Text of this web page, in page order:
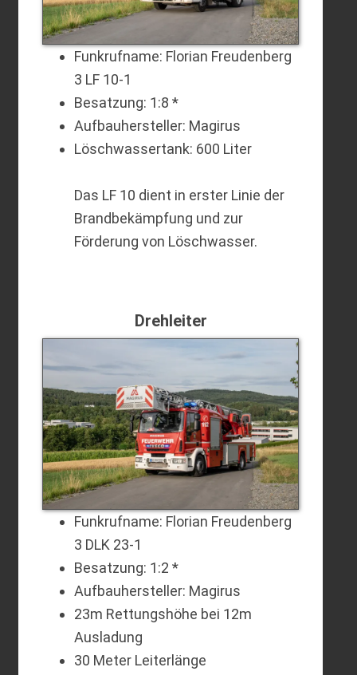
Funkrufname: Florian Freudenberg
3 LF 10-1
Besatzung: 1:8 *
Aufbauhersteller: Magirus
Löschwassertank: 600 Liter
Das LF 10 dient in erster Linie der
Brandbekämpfung und zur
Förderung von Löschwasser.
Drehleiter
Funkrufname: Florian Freudenberg
3 DLK 23-1
Besatzung: 1:2 *
Aufbauhersteller: Magirus
23m Rettungshöhe bei 12m
Ausladung
30 Meter Leiterlänge